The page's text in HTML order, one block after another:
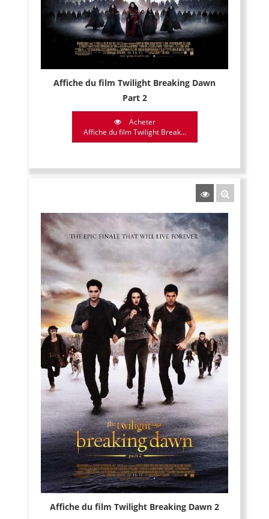
Affiche du film Twilight Breaking Dawn
Part 2
Acheter
Affiche du film Twilight Break...
Affiche du film Twilight Breaking Dawn 2